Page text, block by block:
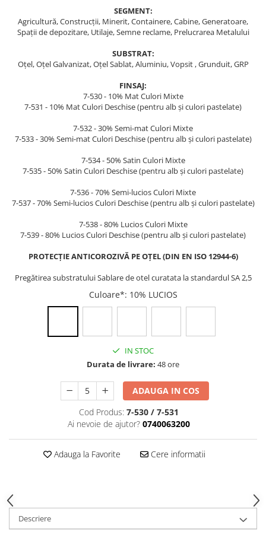
PPS Sistem aplicat vopseaua
Decapant
Degresant suprafete
Hartie mascare
Banda mascare
Pentru Cabine Vopsit
Disc abraziv velcro
Pasla abraziva
2.7 FILLER / PRIMER
Filler UV
Spray Primer
Diluant vopsea si lac
Agent dilutie vopsea apa
Diluant pentru pierdere
2.9 VOPSELE AUTO
Vopsea auto preparata
Vopsea Ready Mix
Prese tinichigerie
Montat si demontat
3.7 SUDURA
Aparat sudura MIG - MAG
Aparat sudura MMA - TIG
Protectie suduri
SEGMENT:
Agricultură, Construcții, Minerit, Containere, Cabine, Generatoare,
Spații de depozitare, Utilaje, Semne reclame, Prelucrarea Metalului
SUBSTRAT:
Oțel, Oțel Galvanizat, Oțel Sablat, Aluminiu, Vopsit , Grunduit, GRP
FINSAJ:
7-530 - 10% Mat Culori Mixte
7-531 - 10% Mat Culori Deschise (pentru alb și culori pastelate)
7-532 - 30% Semi-mat Culori Mixte
7-533 - 30% Semi-mat Culori Deschise (pentru alb și culori pastelate)
7-534 - 50% Satin Culori Mixte
7-535 - 50% Satin Culori Deschise (pentru alb și culori pastelate)
7-536 - 70% Semi-lucios Culori Mixte
7-537 - 70% Semi-lucios Culori Deschise (pentru alb și culori pastelate)
7-538 - 80% Lucios Culori Mixte
7-539 - 80% Lucios Culori Deschise (pentru alb și culori pastelate)
PROTECȚIE ANTICOROZIVĂ PE OȚEL (DIN EN ISO 12944-6)
Pregătirea substratului Sablare de otel curatata la standardul SA 2,5
Culoare*: 10% LUCIOS
IN STOC
Durata de livrare: 48 ore
ADAUGA IN COS
Cod Produs: 7-530 / 7-531
Ai nevoie de ajutor? 0740063200
Adauga la Favorite Cere informatii
Descriere